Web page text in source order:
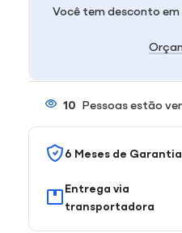
Você tem desconto
10 Pessoas estão
6 Meses de Garantia
Entrega via
transportadora